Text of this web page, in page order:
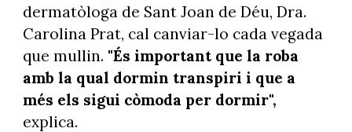
dermatòloga de Sant Joan de Déu, Dra.
Carolina Prat, cal canviar-lo cada vegada
que mullin. "És important que la roba
amb la qual dormin transpiri i que a
més els sigui còmoda per dormir",
explica.